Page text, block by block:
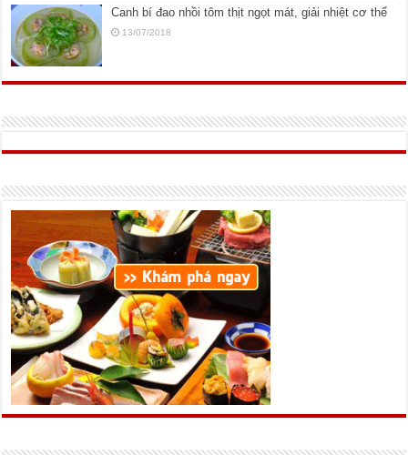
Canh bí đao nhồi tôm thịt ngọt mát, giải nhiệt cơ thể
13/07/2018